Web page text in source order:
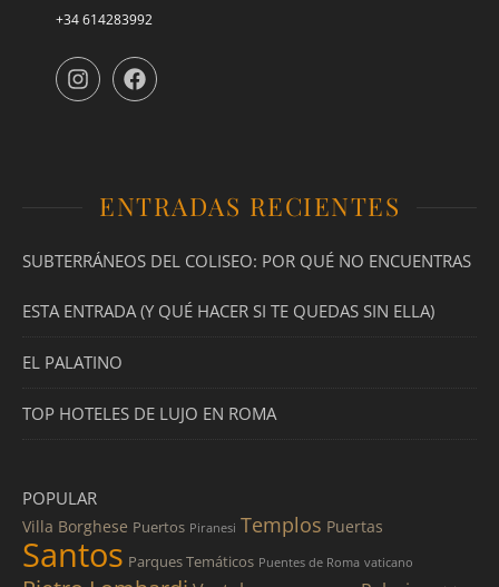
+34 614283992
ENTRADAS RECIENTES
SUBTERRÁNEOS DEL COLISEO: POR QUÉ NO ENCUENTRAS
ESTA ENTRADA (Y QUÉ HACER SI TE QUEDAS SIN ELLA)
EL PALATINO
TOP HOTELES DE LUJO EN ROMA
POPULAR
Villa Borghese Puertos Piranesi Templos Puertas
Santos Parques Temáticos Puentes de Roma vaticano